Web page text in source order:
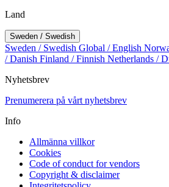
Land
Sweden / Swedish
Sweden / Swedish Global / English
/ Danish Finland / Finnish Netherlands /
Nyhetsbrev
Prenumerera på vårt nyhetsbrev
Info
Allmänna villkor
Cookies
Code of conduct for vendors
Copyright & disclaimer